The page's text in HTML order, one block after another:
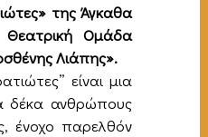
της Άγκαθα
Ομάδα
Λιάπης».
είναι μια
δέκα ανθρώπους
ένοχο παρελθόν